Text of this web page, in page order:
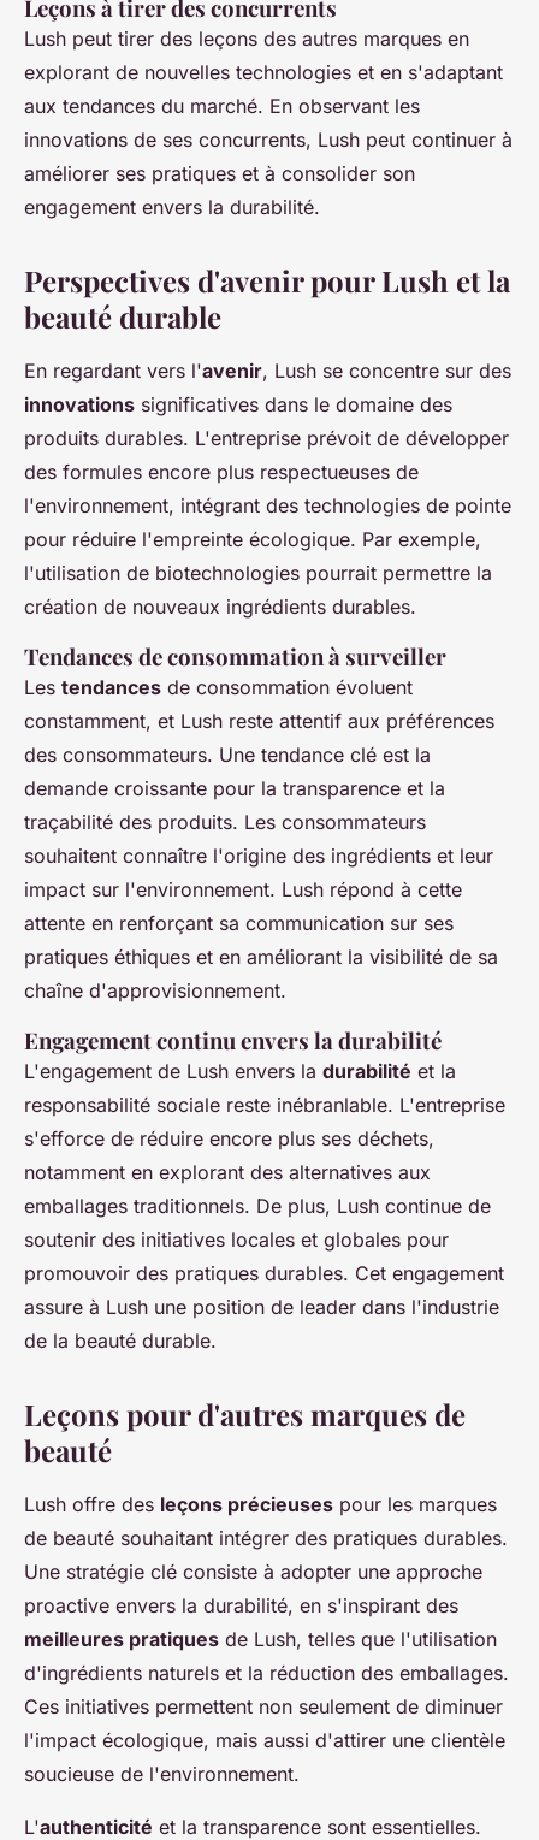
Leçons à tirer des concurrents
Lush peut tirer des leçons des autres marques en
explorant de nouvelles technologies et en s'adaptant
aux tendances du marché. En observant les
innovations de ses concurrents, Lush peut continuer à
améliorer ses pratiques et à consolider son
engagement envers la durabilité.
Perspectives d'avenir pour Lush et la
beauté durable
En regardant vers l'avenir, Lush se concentre sur des
innovations significatives dans le domaine des
produits durables. L'entreprise prévoit de développer
des formules encore plus respectueuses de
l'environnement, intégrant des technologies de pointe
pour réduire l'empreinte écologique. Par exemple,
l'utilisation de biotechnologies pourrait permettre la
création de nouveaux ingrédients durables.
Tendances de consommation à surveiller
Les tendances de consommation évoluent
constamment, et Lush reste attentif aux préférences
des consommateurs. Une tendance clé est la
demande croissante pour la transparence et la
traçabilité des produits. Les consommateurs
souhaitent connaître l'origine des ingrédients et leur
impact sur l'environnement. Lush répond à cette
attente en renforçant sa communication sur ses
pratiques éthiques et en améliorant la visibilité de sa
chaîne d'approvisionnement.
Engagement continu envers la durabilité
L'engagement de Lush envers la durabilité et la
responsabilité sociale reste inébranlable. L'entreprise
s'efforce de réduire encore plus ses déchets,
notamment en explorant des alternatives aux
emballages traditionnels. De plus, Lush continue de
soutenir des initiatives locales et globales pour
promouvoir des pratiques durables. Cet engagement
assure à Lush une position de leader dans l'industrie
de la beauté durable.
Leçons pour d'autres marques de
beauté
Lush offre des leçons précieuses pour les marques
de beauté souhaitant intégrer des pratiques durables.
Une stratégie clé consiste à adopter une approche
proactive envers la durabilité, en s'inspirant des
meilleures pratiques de Lush, telles que l'utilisation
d'ingrédients naturels et la réduction des emballages.
Ces initiatives permettent non seulement de diminuer
l'impact écologique, mais aussi d'attirer une clientèle
soucieuse de l'environnement.
L'authenticité et la transparence sont essentielles.